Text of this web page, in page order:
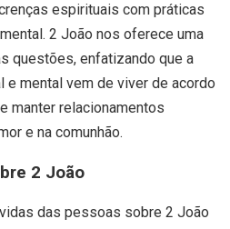
espirituais com práticas
2 João nos oferece uma
questões, enfatizando que a
e mental vem de viver de acordo
manter relacionamentos
e na comunhão.
2 João
das pessoas sobre 2 João